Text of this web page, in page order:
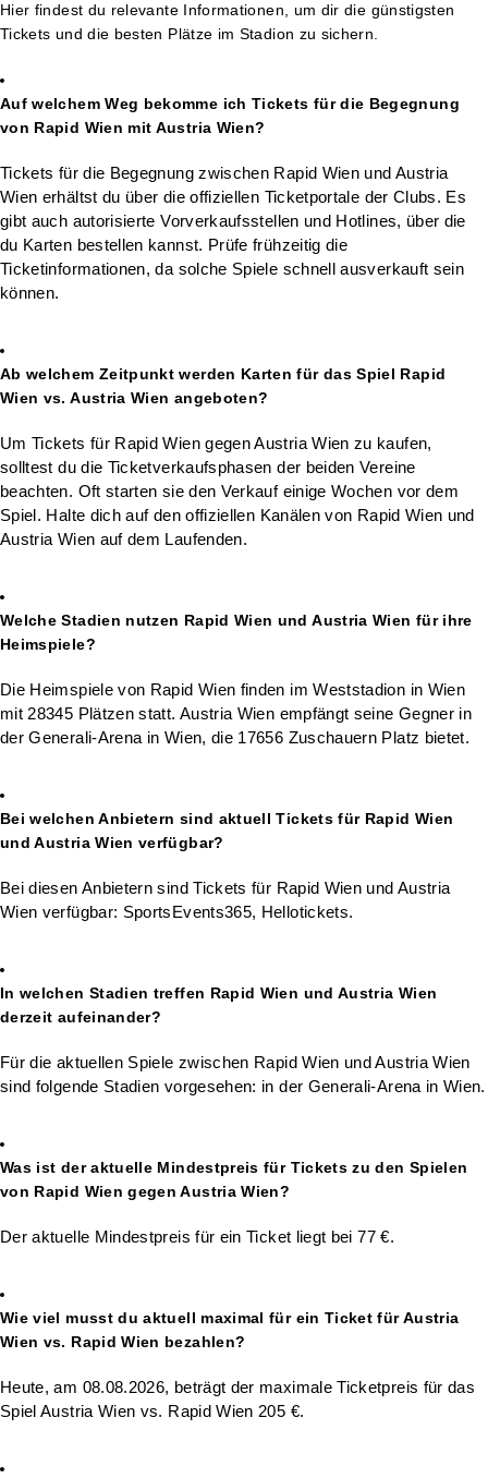
Hier findest du relevante Informationen, um dir die günstigsten
Tickets und die besten Plätze im Stadion zu sichern.
Auf welchem Weg bekomme ich Tickets für die Begegnung
von Rapid Wien mit Austria Wien?
Tickets für die Begegnung zwischen Rapid Wien und Austria
Wien erhältst du über die offiziellen Ticketportale der Clubs. Es
gibt auch autorisierte Vorverkaufsstellen und Hotlines, über die
du Karten bestellen kannst. Prüfe frühzeitig die
Ticketinformationen, da solche Spiele schnell ausverkauft sein
können.
Ab welchem Zeitpunkt werden Karten für das Spiel Rapid
Wien vs. Austria Wien angeboten?
Um Tickets für Rapid Wien gegen Austria Wien zu kaufen,
solltest du die Ticketverkaufsphasen der beiden Vereine
beachten. Oft starten sie den Verkauf einige Wochen vor dem
Spiel. Halte dich auf den offiziellen Kanälen von Rapid Wien und
Austria Wien auf dem Laufenden.
Welche Stadien nutzen Rapid Wien und Austria Wien für ihre
Heimspiele?
Die Heimspiele von Rapid Wien finden im Weststadion in Wien
mit 28345 Plätzen statt. Austria Wien empfängt seine Gegner in
der Generali-Arena in Wien, die 17656 Zuschauern Platz bietet.
Bei welchen Anbietern sind aktuell Tickets für Rapid Wien
und Austria Wien verfügbar?
Bei diesen Anbietern sind Tickets für Rapid Wien und Austria
Wien verfügbar: SportsEvents365, Hellotickets.
In welchen Stadien treffen Rapid Wien und Austria Wien
derzeit aufeinander?
Für die aktuellen Spiele zwischen Rapid Wien und Austria Wien
sind folgende Stadien vorgesehen: in der Generali-Arena in Wien.
Was ist der aktuelle Mindestpreis für Tickets zu den Spielen
von Rapid Wien gegen Austria Wien?
Der aktuelle Mindestpreis für ein Ticket liegt bei 77 €.
Wie viel musst du aktuell maximal für ein Ticket für Austria
Wien vs. Rapid Wien bezahlen?
Heute, am 08.08.2026, beträgt der maximale Ticketpreis für das
Spiel Austria Wien vs. Rapid Wien 205 €.